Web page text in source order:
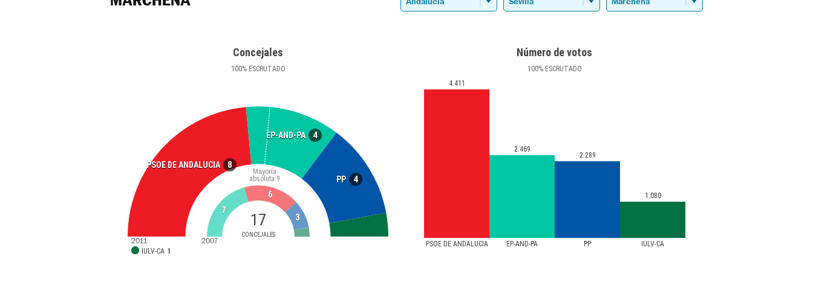
Concejales
100%ESCRUTADO
PSOE DE ANDALUCIA 8
EP-AND-PA 4
PP 4
17
CONCEJALES
Mayoría
absoluta 9
IULV-CA 1
7
6
3
2011 2007
Número de votos
100%ESCRUTADO
PSOE DE ANDALUCIA EP-AND-PA PP IULV-CA
4.411
2.469
2.289
1.080